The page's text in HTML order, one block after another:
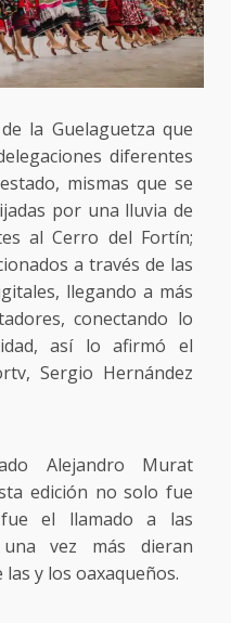
la Guelaguetza que
diferentes
mismas que se
por una lluvia de
al Cerro del Fortín;
a través de las
llegando a más
conectando lo
así lo afirmó el
Sergio Hernández
Alejandro Murat
edición no solo fue
el llamado a las
vez más dieran
y los oaxaqueños.